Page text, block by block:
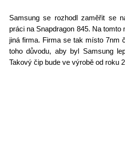
Samsung se rozhodl zaměřit se
práci na Snapdragon 845. Na
jiná firma. Firma se tak místo 7nm
toho důvodu, aby byl Samsung
Takový čip bude ve výrobě od roku